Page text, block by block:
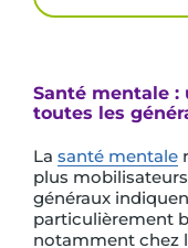
Santé mentale :
toutes les
La santé mentale
plus
généraux
particulièrement
notamment chez